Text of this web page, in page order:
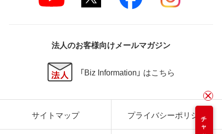
法人のお客様向けメールマガジン
「Biz Information」 はこちら
サイトマップ プライバシーポリシー